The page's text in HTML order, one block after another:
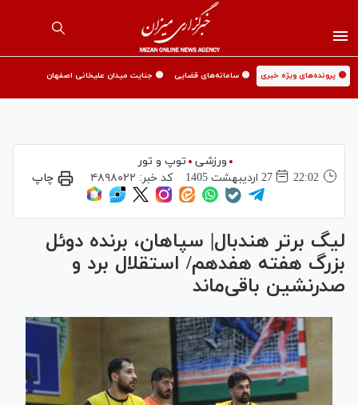
🟡 پرونده‌های ویژه خبری 🟡 سامانه‌های قضایی 🟡 جنایت میدان علیخانی اصفهان
ورزشی
توپ و تور
22:02
27 ارديبهشت 1405 کد خبر: ۴۸۹۸۰۲۲ چاپ
لیگ برتر هندبال| سپاهان، برنده دوئل
بزرگ هفته هفدهم/ استقلال برد و
صدرنشین باقی‌ماند